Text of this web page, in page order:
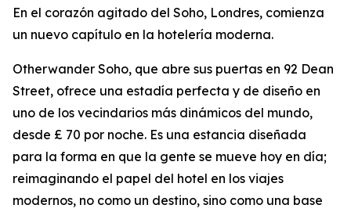
En el corazón agitado del Soho, Londres, comienza
un nuevo capítulo en la hotelería moderna.
Otherwander Soho, que abre sus puertas en 92 Dean
Street, ofrece una estadía perfecta y de diseño en
uno de los vecindarios más dinámicos del mundo,
desde £ 70 por noche. Es una estancia diseñada
para la forma en que la gente se mueve hoy en día;
reimaginando el papel del hotel en los viajes
modernos, no como un destino, sino como una base